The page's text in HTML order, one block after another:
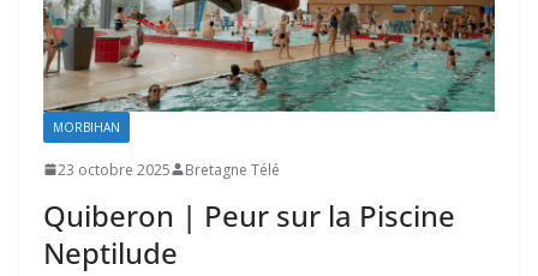
MORBIHAN
23 octobre 2025 Bretagne Télé
Quiberon | Peur sur la Piscine
Neptilude